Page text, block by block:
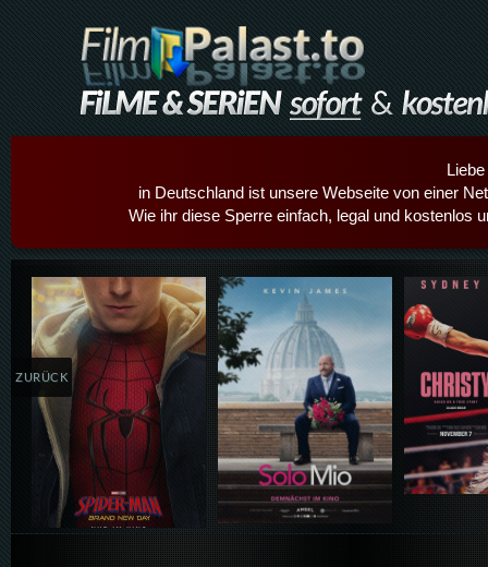
in Deutschland ist unsere Webseite von einer
Wie ihr diese Sperre einfach, legal und kostenlos
Details,Play Details,Play
ZURÜCK